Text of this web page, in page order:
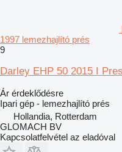
1997 lemezhajlító prés
9
Darley EHP 50 2015 I
Ár érdeklődésre
Ipari gép - lemezhajlító prés
Hollandia, Rotterdam
GLOMACH BV
Kapcsolatfelvétel az eladóval